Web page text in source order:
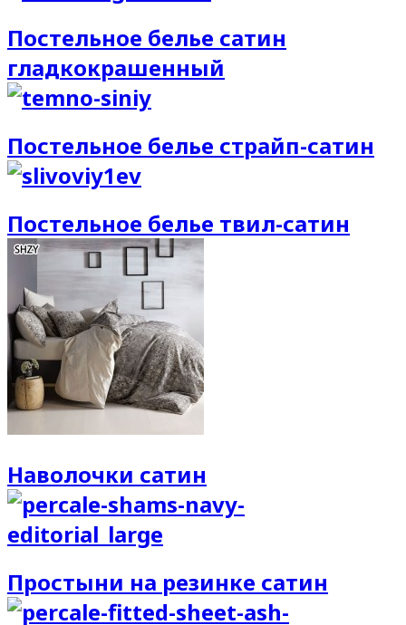
Постельное белье сатин
гладкокрашенный
Постельное белье страйп-сатин
Постельное белье твил-сатин
Наволочки сатин
Простыни на резинке сатин